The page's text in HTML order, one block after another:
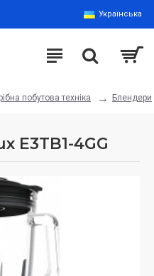
Українська
побутова техніка Блендери
E3TB1-4GG